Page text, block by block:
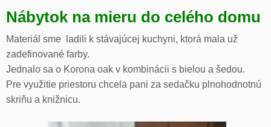
Nábytok na mieru do celého domu
Materiál sme ladili k stávajúcej kuchyni, ktorá mala už
zadefinované farby.
Jednalo sa o Korona oak v kombinácii s bielou a šedou.
Pre využitie priestoru chcela pani za sedačku plnohodnotnú
skriňu a knižnicu.